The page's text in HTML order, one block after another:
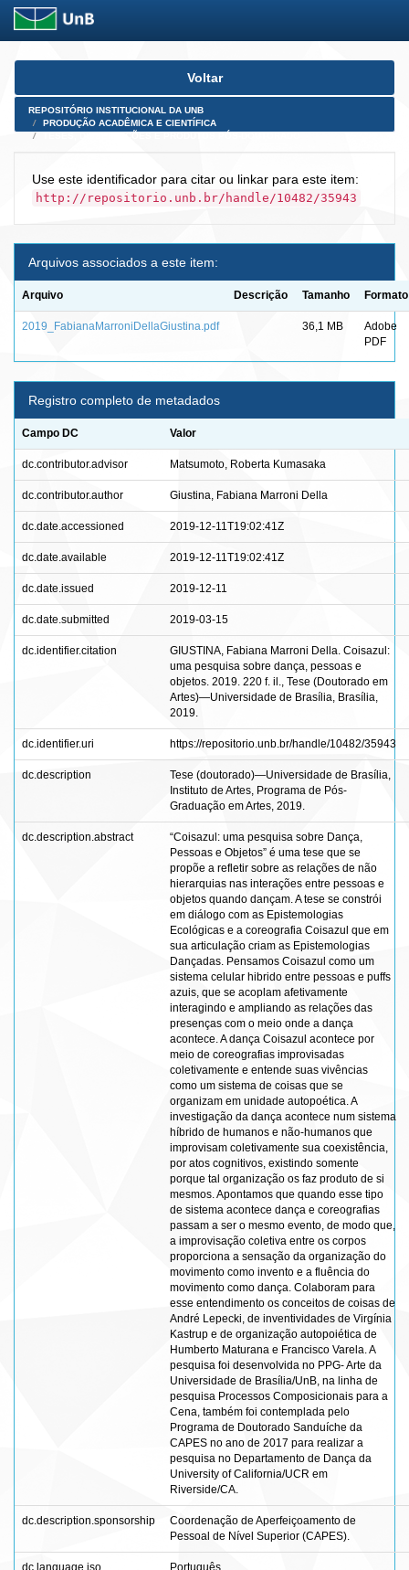
Skip
Voltar
REPOSITÓRIO INSTITUCIONAL DA UNB
PRODUÇÃO ACADÊMICA E CIENTÍFICA
Use este identificador para citar ou linkar para este item:
http://repositorio.unb.br/handle/10482/35943
Arquivos associados a este item:
Arquivo Descrição Tamanho Formato
2019_FabianaMarroniDellaGiustina.pdf 36,1 MB
Adobe
PDF
Registro completo de metadados
Campo DC Valor
dc.contributor.advisor Matsumoto, Roberta Kumasaka
dc.contributor.author Giustina, Fabiana Marroni Della
dc.date.accessioned 2019-12-11T19:02:41Z
dc.date.available 2019-12-11T19:02:41Z
dc.date.issued 2019-12-11
dc.date.submitted 2019-03-15
dc.identifier.citation
GIUSTINA, Fabiana Marroni Della. Coisazul:
uma pesquisa sobre dança, pessoas e
objetos. 2019. 220 f. il., Tese (Doutorado em
Artes)—Universidade de Brasília, Brasília,
2019.
dc.identifier.uri https://repositorio.unb.br/handle/10482/35943
dc.description
Tese (doutorado)—Universidade de Brasília,
Instituto de Artes, Programa de Pós-
Graduação em Artes, 2019.
dc.description.abstract
“Coisazul: uma pesquisa sobre Dança,
Pessoas e Objetos” é uma tese que se
propõe a refletir sobre as relações de não
hierarquias nas interações entre pessoas e
objetos quando dançam. A tese se constrói
em diálogo com as Epistemologias
Ecológicas e a coreografia Coisazul que em
sua articulação criam as Epistemologias
Dançadas. Pensamos Coisazul como um
sistema celular hibrido entre pessoas e puffs
azuis, que se acoplam afetivamente
interagindo e ampliando as relações das
presenças com o meio onde a dança
acontece. A dança Coisazul acontece por
meio de coreografias improvisadas
coletivamente e entende suas vivências
como um sistema de coisas que se
organizam em unidade autopoética. A
investigação da dança acontece num sistema
híbrido de humanos e não-humanos que
improvisam coletivamente sua coexistência,
por atos cognitivos, existindo somente
porque tal organização os faz produto de si
mesmos. Apontamos que quando esse tipo
de sistema acontece dança e coreografias
passam a ser o mesmo evento, de modo que,
a improvisação coletiva entre os corpos
proporciona a sensação da organização do
movimento como invento e a fluência do
movimento como dança. Colaboram para
esse entendimento os conceitos de coisas de
André Lepecki, de inventividades de Virgínia
Kastrup e de organização autopoiética de
Humberto Maturana e Francisco Varela. A
pesquisa foi desenvolvida no PPG- Arte da
Universidade de Brasília/UnB, na linha de
pesquisa Processos Composicionais para a
Cena, também foi contemplada pelo
Programa de Doutorado Sanduíche da
CAPES no ano de 2017 para realizar a
pesquisa no Departamento de Dança da
University of California/UCR em
Riverside/CA.
dc.description.sponsorship
Coordenação de Aperfeiçoamento de
Pessoal de Nível Superior (CAPES).
dc.language.iso Português